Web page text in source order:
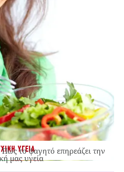
ΥΓΕΙΑ
το φαγητό επηρεάζει την
μας υγεία